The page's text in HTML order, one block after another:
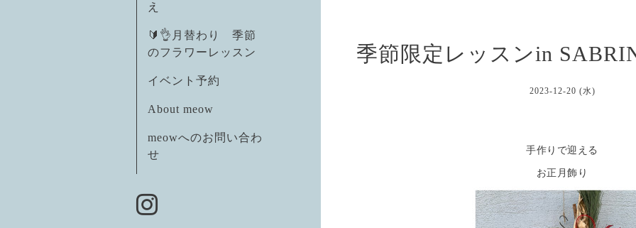
え
🔰👌月替わり 季節
のフラワーレッスン
イベント予約
About meow
meowへのお問い合わ
せ
季節限定レッスンin
2023-12-20 (水)
手作りで迎える
お正月飾り